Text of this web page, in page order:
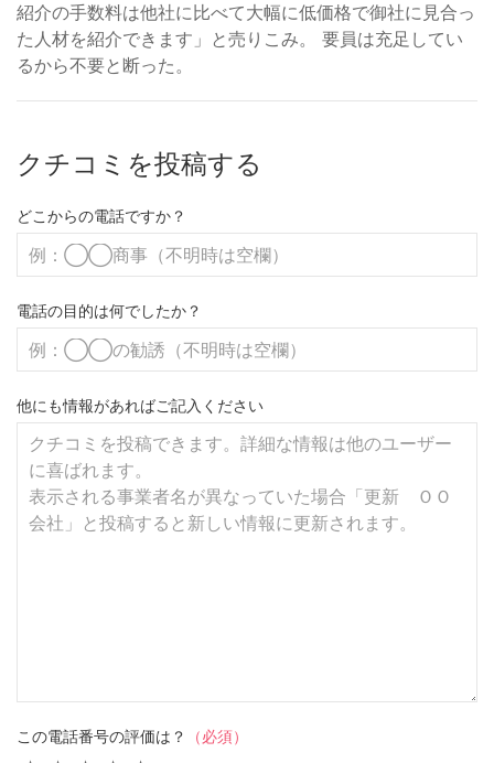
紹介の手数料は他社に比べて大幅に低価格で御社に見合っ
た人材を紹介できます」と売りこみ。 要員は充足してい
るから不要と断った。
クチコミを投稿する
どこからの電話ですか？
電話の目的は何でしたか？
他にも情報があればご記入ください
この電話番号の評価は？ （必須）